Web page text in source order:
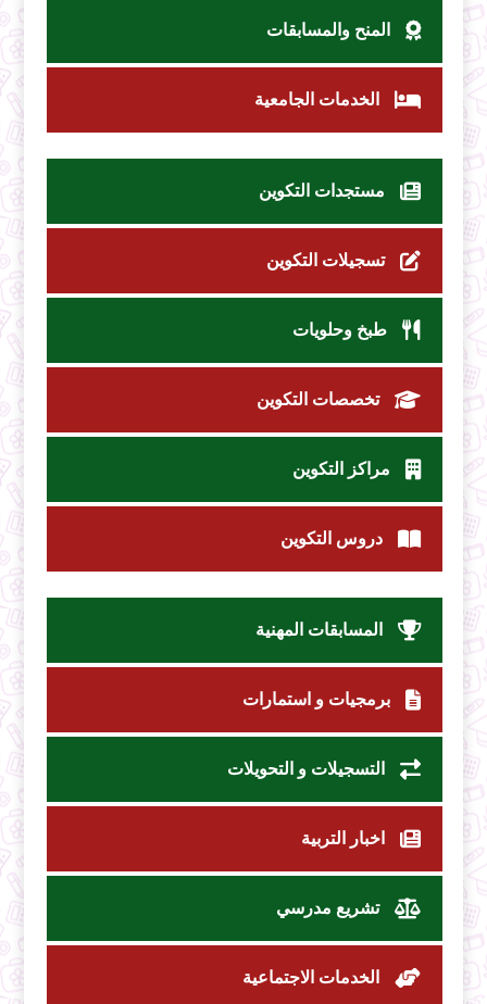
المنح والمسابقات
الخدمات الجامعية
مستجدات التكوين
تسجيلات التكوين
طبخ وحلويات
تخصصات التكوين
مراكز التكوين
دروس التكوين
المسابقات المهنية
برمجيات و استمارات
التسجيلات و التحويلات
اخبار التربية
تشريع مدرسي
الخدمات الاجتماعية